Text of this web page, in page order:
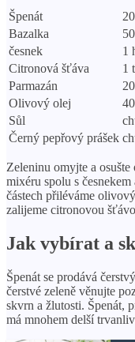
Špenát
Bazalka
česnek
1
Citronová šťáva
1
Parmazán
Olivový olej
Sůl
Černý pepřový prášek
Zeleninu omyjte a
mixéru spolu s
částech přiléváme
zalijeme citronovou
Jak vybírat a
Špenát se prodává
čerstvé zeleně věnujte
skvrn a žlutosti. Špenát,
má mnohem delší